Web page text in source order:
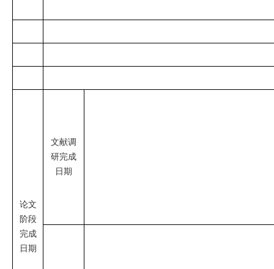
论文
阶段
完成
日期
文献调
研完成
日期